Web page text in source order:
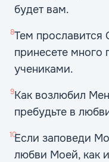
будет вам.
8Тем прославится
принесете
учениками.
9Как возлюбил
пребудьте в
10Если заповеди
любви Моей, как